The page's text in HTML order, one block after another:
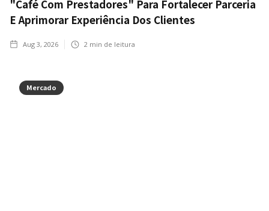
"Café Com Prestadores" Para Fortalecer Parceria
E Aprimorar Experiência Dos Clientes
Aug 3, 2026 2 min de leitura
Mercado